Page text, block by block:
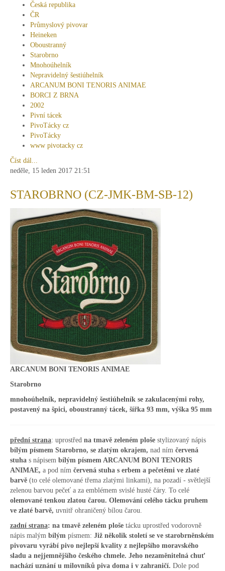
Česká republika
ČR
Průmyslový pivovar
Heineken
Oboustranný
Starobrno
Mnohoúhelník
Nepravidelný šestiúhelník
ARCANUM BONI TENORIS ANIMAE
BORCI Z BRNA
2002
Pivní tácek
PivoTácky cz
PivoTácky
www pivotacky cz
Číst dál...
neděle, 15 leden 2017 21:51
STAROBRNO (CZ-JMK-BM-SB-12)
ARCANUM BONI TENORIS ANIMAE
Starobrno
mnohoúhelník, nepravidelný šestiúhelník se zakulacenými rohy,
postavený na špici, oboustranný tácek, šířka 93 mm, výška 95 mm
přední strana: uprostřed na tmavě zeleném ploše stylizovaný nápis
bílým písmem Starobrno, se zlatým okrajem, nad ním červená
stuha s nápisem bílým písmem ARCANUM BONI TENORIS
ANIMAE, a pod ním červená stuha s erbem a pečetěmi ve zlaté
barvě (to celé olemované třema zlatými linkami), na pozadí - světlejší
zelenou barvou pečeť a za emblémem svislé husté čáry. To celé
olemované tenkou zlatou čarou. Olemování celého tácku pruhem
ve zlaté barvě, uvnitř ohraničený bílou čarou.
zadní strana: na tmavě zeleném ploše tácku uprostřed vodorovně
nápis malým bílým písmem: Již několik století se ve starobrněnském
pivovaru vyrábí pivo nejlepší kvality z nejlepšího moravského
sladu a nejjemnějšího českého chmele. Jeho nezaměnitelná chuť
nachází uznání u milovníků piva doma i v zahraničí. Dole pod